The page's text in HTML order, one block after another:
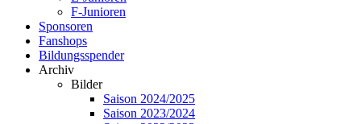
F-Junioren
Sponsoren
Fanshops
Bildungsspender
Archiv
Bilder
Saison 2024/2025
Saison 2023/2024